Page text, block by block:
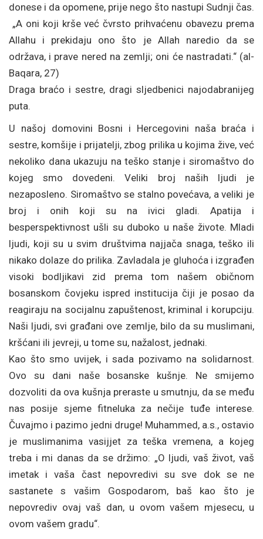
donese i da opomene, prije nego što nastupi Sudnji čas.
„A oni koji krše već čvrsto prihvaćenu obavezu prema
Allahu i prekidaju ono što je Allah naredio da se
održava, i prave nered na zemlji; oni će nastradati.“ (al-
Baqara, 27)
Draga braćo i sestre, dragi sljedbenici najodabranijeg
puta.
U našoj domovini Bosni i Hercegovini naša braća i
sestre, komšije i prijatelji, zbog prilika u kojima žive, već
nekoliko dana ukazuju na teško stanje i siromaštvo do
kojeg smo dovedeni. Veliki broj naših ljudi je
nezaposleno. Siromaštvo se stalno povećava, a veliki je
broj i onih koji su na ivici gladi. Apatija i
besperspektivnost ušli su duboko u naše živote. Mladi
ljudi, koji su u svim društvima najjača snaga, teško ili
nikako dolaze do prilika. Zavladala je gluhoća i izgrađen
visoki bodljikavi zid prema tom našem običnom
bosanskom čovjeku ispred institucija čiji je posao da
reagiraju na socijalnu zapuštenost, kriminal i korupciju.
Naši ljudi, svi građani ove zemlje, bilo da su muslimani,
kršćani ili jevreji, u tome su, nažalost, jednaki.
Kao što smo uvijek, i sada pozivamo na solidarnost.
Ovo su dani naše bosanske kušnje. Ne smijemo
dozvoliti da ova kušnja preraste u smutnju, da se među
nas posije sjeme fitneluka za nečije tuđe interese.
Čuvajmo i pazimo jedni druge! Muhammed, a.s., ostavio
je muslimanima vasijjet za teška vremena, a kojeg
treba i mi danas da se držimo: „O ljudi, vaš život, vaš
imetak i vaša čast nepovredivi su sve dok se ne
sastanete s vašim Gospodarom, baš kao što je
nepovrediv ovaj vaš dan, u ovom vašem mjesecu, u
ovom vašem gradu“.